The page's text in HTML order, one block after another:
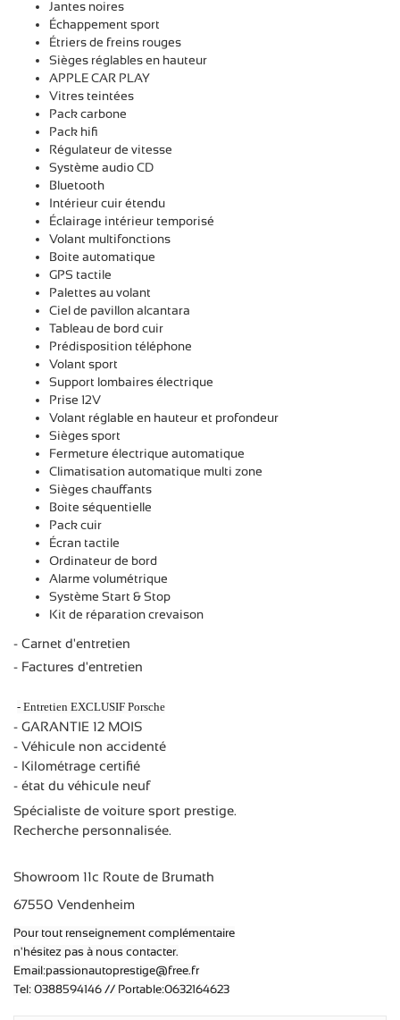
Jantes noires
Échappement sport
Étriers de freins rouges
Sièges réglables en hauteur
APPLE CAR PLAY
Vitres teintées
Pack carbone
Pack hifi
Régulateur de vitesse
Système audio CD
Bluetooth
Intérieur cuir étendu
Éclairage intérieur temporisé
Volant multifonctions
Boite automatique
GPS tactile
Palettes au volant
Ciel de pavillon alcantara
Tableau de bord cuir
Prédisposition téléphone
Volant sport
Support lombaires électrique
Prise 12V
Volant réglable en hauteur et profondeur
Sièges sport
Fermeture électrique automatique
Climatisation automatique multi zone
Sièges chauffants
Boite séquentielle
Pack cuir
Écran tactile
Ordinateur de bord
Alarme volumétrique
Système Start & Stop
Kit de réparation crevaison
- Carnet d'entretien
- Factures d'entretien
- Entretien EXCLUSIF Porsche
- GARANTIE 12 MOIS
- Véhicule non accidenté
- Kilométrage certifié
- état du véhicule neuf
Spécialiste de voiture sport prestige.
Recherche personnalisée.
Showroom 11c Route de Brumath
67550 Vendenheim
Pour tout renseignement complémentaire
n'hésitez pas à nous contacter.
Email:passionautoprestige@free.fr
Tel: 0388594146 // Portable:0632164623